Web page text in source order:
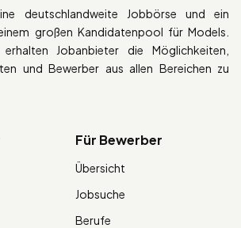
deutschlandweite Jobbörse und ein
großen Kandidatenpool für Models.
Jobanbieter die Möglichkeiten,
und Bewerber aus allen Bereichen zu
Für Bewerber
Übersicht
Jobsuche
Berufe